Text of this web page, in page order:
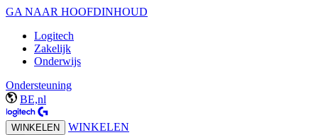
GA NAAR HOOFDINHOUD
Logitech
Zakelijk
Onderwijs
Ondersteuning
BE,nl
WINKELEN WINKELEN